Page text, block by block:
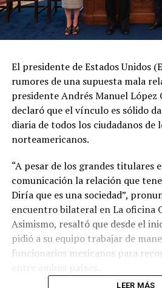
El presidente de Estados Unidos
rumores de una supuesta mala
presidente Andrés Manuel López
declaró que el vínculo es sólido
diaria de todos los ciudadanos de
norteamericanos.
“A pesar de los grandes titulares
comunicación la relación que
Diría que es una sociedad”,
encuentro bilateral en La oficina
Asimismo, resaltó que desde el
pidió a su equipo trabajar de
funcionarios mexicanos para
LEER MÁS